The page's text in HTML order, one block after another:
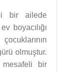
bir ailede
ev boyacılığı
olmuştur.
bir